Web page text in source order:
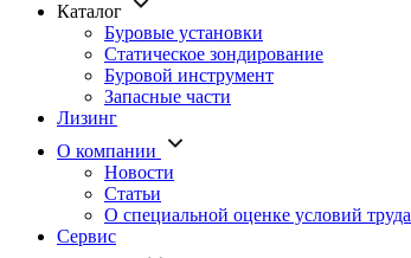
Каталог
Буровые установки
Статическое зондирование
Буровой инструмент
Запасные части
Лизинг
О компании
Новости
Статьи
О специальной оценке условий труда
Сервис